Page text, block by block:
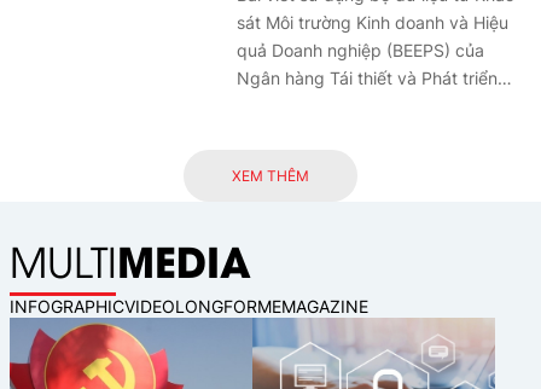
sát Môi trường Kinh doanh và Hiệu
quả Doanh nghiệp (BEEPS) của
Ngân hàng Tái thiết và Phát triển
theo dõi phát thải CO₂ của doanh
nghiệp, qua đó làm rõ những động
lực và rào cản cấu trúc trong tiến
dữ liệu đa quốc gia gồm 59.846
doanh nghiệp tại 68 quốc gia trong
XEM THÊM
MULTIMEDIA
INFOGRAPHICVIDEOLONGFORMEMAGAZINE